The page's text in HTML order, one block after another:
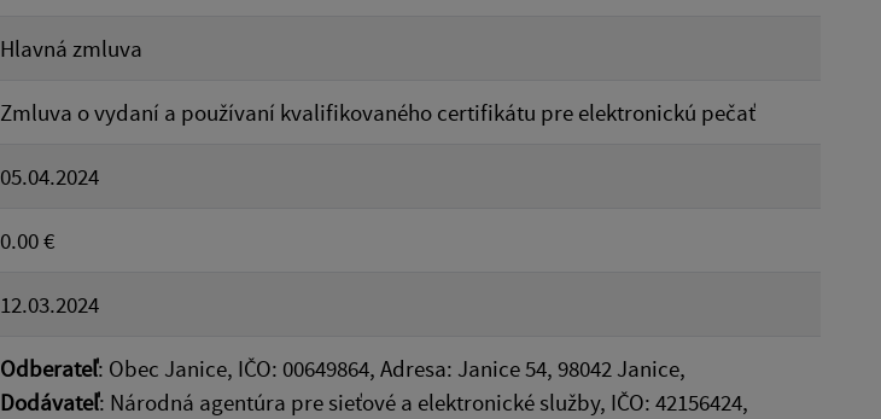
Hlavná zmluva
Zmluva o vydaní a používaní kvalifikovaného certifikátu pre elektronickú pečať
05.04.2024
0.00 €
12.03.2024
Odberateľ: Obec Janice, IČO: 00649864, Adresa: Janice 54, 98042 Janice,
Dodávateľ: Národná agentúra pre sieťové a elektronické služby, IČO: 42156424,